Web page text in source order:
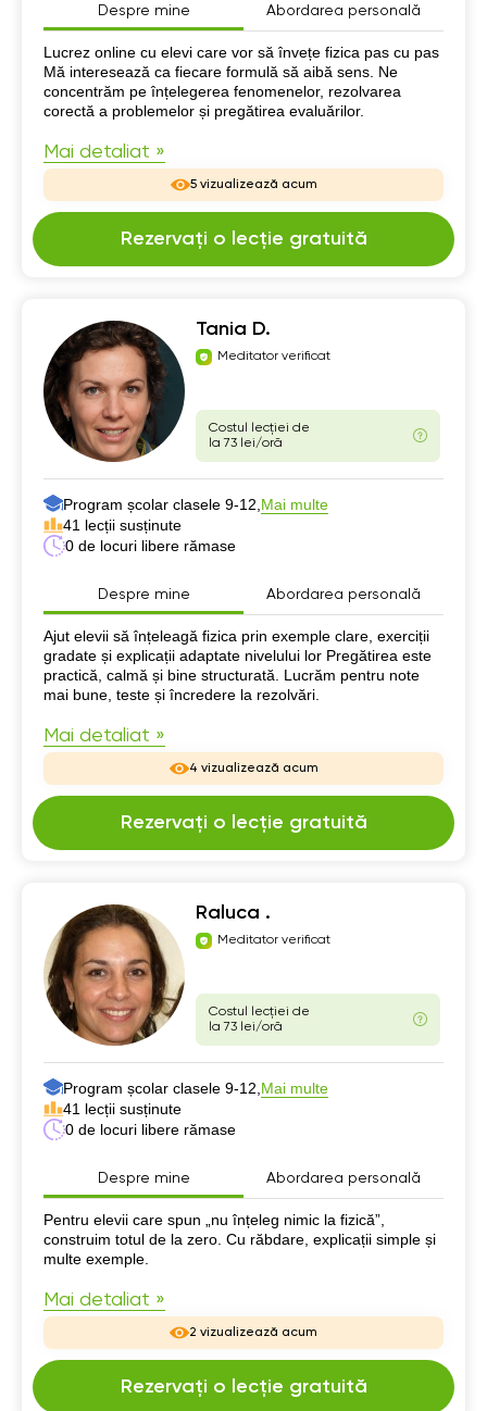
Despre mine Abordarea personală
Despre mine
Lucrez online cu elevi care vor să învețe fizica pas cu pas
Mă interesează ca fiecare formulă să aibă sens. Ne
concentrăm pe înțelegerea fenomenelor, rezolvarea
corectă a problemelor și pregătirea evaluărilor.
Mai detaliat »
5 vizualizează acum
Rezervați o lecție gratuită
Tania D.
Meditator verificat
Costul lecției de
la 73 lei/oră
Program școlar clasele 9-12, Mai multe
41 lecții susținute
0 de locuri libere rămase
Despre mine Abordarea personală
Despre mine
Ajut elevii să înțeleagă fizica prin exemple clare, exerciții
gradate și explicații adaptate nivelului lor Pregătirea este
practică, calmă și bine structurată. Lucrăm pentru note
mai bune, teste și încredere la rezolvări.
Mai detaliat »
4 vizualizează acum
Rezervați o lecție gratuită
Raluca .
Meditator verificat
Costul lecției de
la 73 lei/oră
Program școlar clasele 9-12, Mai multe
41 lecții susținute
0 de locuri libere rămase
Despre mine Abordarea personală
Despre mine
Pentru elevii care spun „nu înțeleg nimic la fizică”,
construim totul de la zero. Cu răbdare, explicații simple și
multe exemple.
Mai detaliat »
2 vizualizează acum
Rezervați o lecție gratuită